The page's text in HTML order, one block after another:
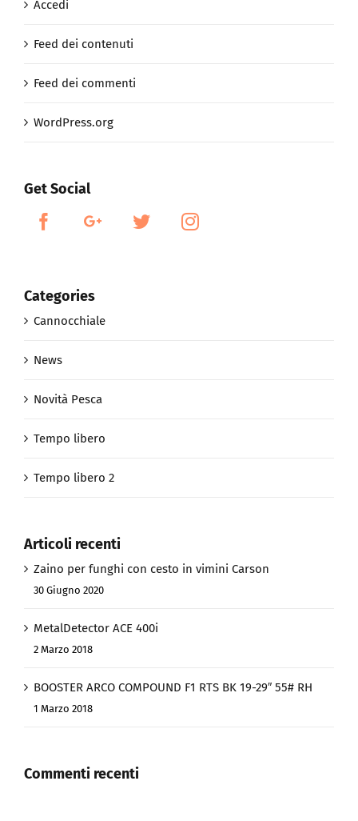
Accedi
Feed dei contenuti
Feed dei commenti
WordPress.org
Get Social
Categories
Cannocchiale
News
Novità Pesca
Tempo libero
Tempo libero 2
Articoli recenti
Zaino per funghi con cesto in vimini Carson
30 Giugno 2020
MetalDetector ACE 400i
2 Marzo 2018
BOOSTER ARCO COMPOUND F1 RTS BK 19-29″ 55# RH
1 Marzo 2018
Commenti recenti